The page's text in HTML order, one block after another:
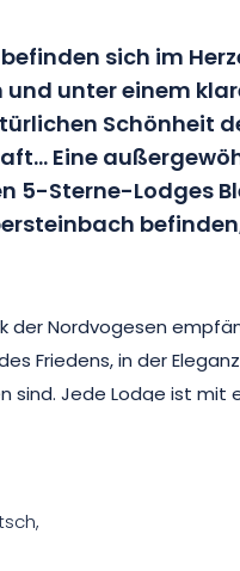
sich im
unter einem
Schönheit
Eine
5-Sterne-Lodges
der Nordvogesen
Friedens, in der
sind. Jede Lodge ist mit
ausgestattet und
können. Für Familien
sodass Sie Ihren